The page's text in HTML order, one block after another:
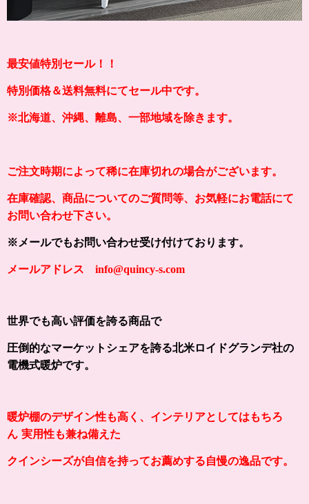
最安値特別セール！！
特別価格＆送料無料にてセール中です。
※北海道、沖縄、離島、一部地域を除きます。
ご注文時期によって稀に在庫切れの場合がございます。
在庫確認、商品についてのご質問等、お気軽にお電話にて
お問い合わせ下さい。
※メールでもお問い合わせ受け付けております。
メールアドレス info@quincy-s.com
世界でも高い評価を誇る商品で
圧倒的なマーケットシェアを誇る北米ロイドグランデ社の
電機式暖炉です。
暖炉棚のデザイン性も高く、インテリアとしてはもちろ
ん 実用性も兼ね備えた
クインシーズが自信を持ってお薦めする自慢の逸品です。